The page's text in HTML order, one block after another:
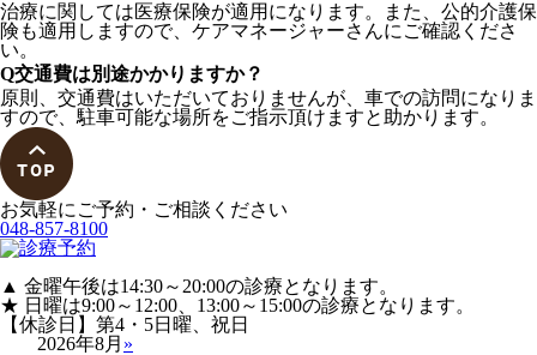
治療に関しては医療保険が適用になります。また、公的介護保
険も適用しますので、ケアマネージャーさんにご確認くださ
い。
Q交通費は別途かかりますか？
原則、交通費はいただいておりませんが、車での訪問になりま
すので、駐車可能な場所をご指示頂けますと助かります。
お気軽にご予約・ご相談ください
048-857-8100
▲ 金曜午後は14:30～20:00の診療となります。
★ 日曜は9:00～12:00、13:00～15:00の診療となります。
【休診日】第4・5日曜、祝日
2026年8月 »